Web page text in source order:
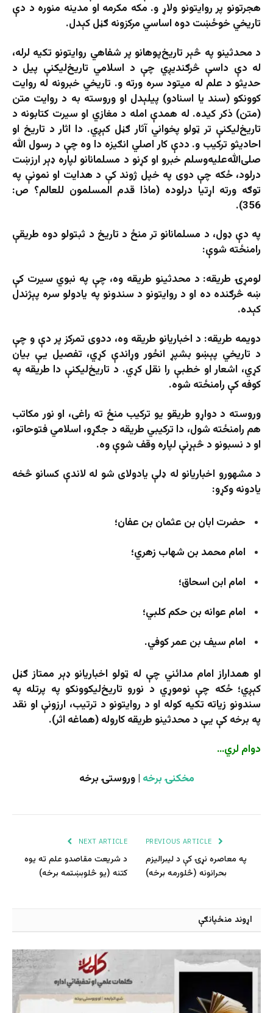
هجرتونو پر روایتونو ولاړ و. مکه مکرمه او مدینه منوره د دې
تاریخي خوځښت دوه اساسي مرکزونه ګڼل کېدل.
د محدثینو په څېر تاریخ‌پوهانو پر شفاهي روایتونو تکیه لرله،
له دې داسې څرګندیږي چې د اسلامي تاریخ‌لیکنې پیل د
حدیثو د علم له میتود سره ورته و. تاریخي خبرونه له روایت
کوونکو (سند یا اسنادو) پیلېدل او وروسته به د روایت متن
(متن) ذکر کیده. له همدې امله د مغازي او سیرت کتابونه د
تاریخ‌لیکنې تر ټولو پخواني آثار ګڼل کېږي. دا اثار د تاریخ او
احادیثو ترکیب و. ددې کار اصلي انګیزه دا وه چې د رسول الله
صلی‌الله‌علیه‌وسلم خبرو او کړنو د مسلمانانو لپاره ډېر ارزښت
درلود، ځکه چې دوی په خپل ژوند کې د هدایت او نمونې په
توګه ورته اړتیا درلوده (ماذا قدم المسلمون للعالم؟ ص:
356).
په دې ډول، د مسلمانانو تر منځ د تاریخ د ثبتولو دوه طریقې
رامنځته شوې:
لومړۍ طریقه: د محدثینو طریقه وه، چې په نبوي سیرت کې
ښه څرګنده ده او د روایتونو د سندونو په یادولو سره پېژندل
کېده.
دویمه طریقه: د اخباریانو طریقه وه، ددوی تمرکز پر دې و چې
د تاریخي پېښو بشپړ انځور وړاندې کړي، تفصیل یې بیان
کړي، اشعار او خطبې را نقل کړي. د تاریخ‌لیکنې دا طریقه په
کوفه کې رامنځته شوه.
وروسته د دواړو طریقو یو ترکیب منځ ته راغی، او نور مکاتب
هم رامنځته شول، دا ترکیبي طریقه د جګړو، اسلامي فتوحاتو،
او د نسبونو د څېړنې لپاره وقف شوې وه.
د مشهورو اخباریانو له ډلې یادولای شو له لاندې کسانو څخه
یادونه وکړو:
حضرت ابان بن عثمان بن عفان؛
امام محمد بن شهاب زهري؛
امام ابن اسحاق؛
امام عوانه بن حکم کلبي؛
امام سیف بن عمر کوفي.
او همداراز امام مدائني چې له ټولو اخباریانو ډېر ممتاز ګڼل
کېږي؛ ځکه چې نوموړي د نورو تاریخ‌لیکوونکو په پرتله په
سندونو زیاته تکیه کوله او د روایتونو د ترتیب، ارزونې او نقد
په برخه کې یې د محدثینو طریقه‌ کاروله (هماغه اثر).
دوام لري…
مخکنۍ برخه | وروستۍ برخه
په معاصره نړۍ کې د لیبرالیزم
بحرانونه (څلورمه برخه)
NEXT ARTICLE
د شریعت مقاصدو علم ته یوه
کتنه (یو څلوېښتمه برخه)
اړوند منځپانګې